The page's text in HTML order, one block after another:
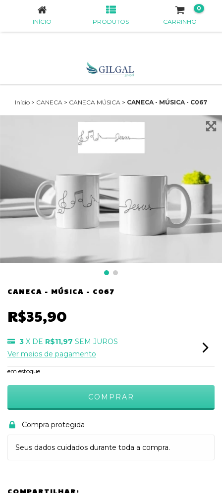
INÍCIO PRODUTOS CARRINHO
0
Início > CANECA > CANECA MÚSICA > CANECA - MÚSICA - C067
CANECA - MÚSICA - C067
R$35,90
3 X DE R$11,97 SEM JUROS
Ver meios de pagamento
em estoque
Compra protegida
Seus dados cuidados durante toda a compra.